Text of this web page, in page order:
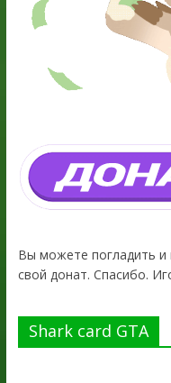
Вы можете погладить и
свой донат. Спасибо.
Shark card GTA